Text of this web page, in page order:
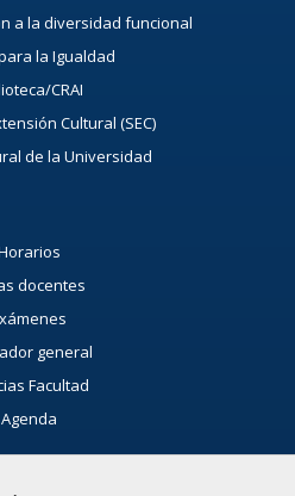
a la diversidad funcional
la Igualdad
CRAI
Cultural (SEC)
de la Universidad
docentes
general
Facultad
Agenda
consultas